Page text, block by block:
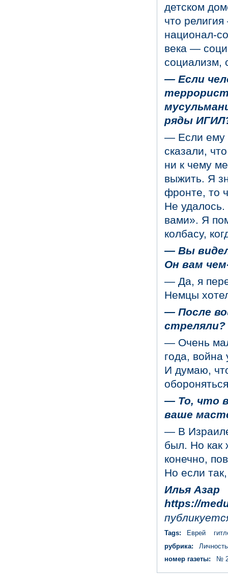
детском
что
национал-
века —
— Если
ряды
— Если ему
сказали,
ни к чему
выжить. Я
фронте, то
Не
вами». Я
колбасу,
— Вы
Он вам
— Да, я
Немцы
— После
стреляли?
— Очень
года,
И думаю,
— То, что
ваше
— В Израиле
был. Но как
конечно,
Но если
Илья Азар
https://
Tags: Еврей
рубрика:
Личность
номер газеты:
№